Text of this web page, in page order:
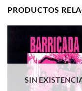
PRODUCTOS
SIN